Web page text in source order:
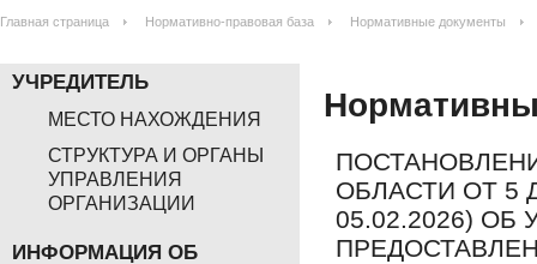
Главная страница Нормативно-правовая база Нормативные документы
УЧРЕДИТЕЛЬ
МЕСТО НАХОЖДЕНИЯ
СТРУКТУРА И ОРГАНЫ
УПРАВЛЕНИЯ
ОРГАНИЗАЦИИ
ИНФОРМАЦИЯ ОБ
ОБЛАСТИ ОТ 5
05.02.2026)